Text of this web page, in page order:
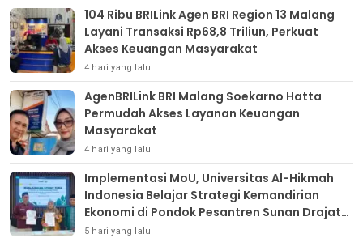
104 Ribu BRILink Agen BRI Region 13 Malang
Layani Transaksi Rp68,8 Triliun, Perkuat
Akses Keuangan Masyarakat
4 hari yang lalu
AgenBRILink BRI Malang Soekarno Hatta
Permudah Akses Layanan Keuangan
Masyarakat
4 hari yang lalu
Implementasi MoU, Universitas Al-Hikmah
Indonesia Belajar Strategi Kemandirian
Ekonomi di Pondok Pesantren Sunan Drajat
Lamongan
5 hari yang lalu